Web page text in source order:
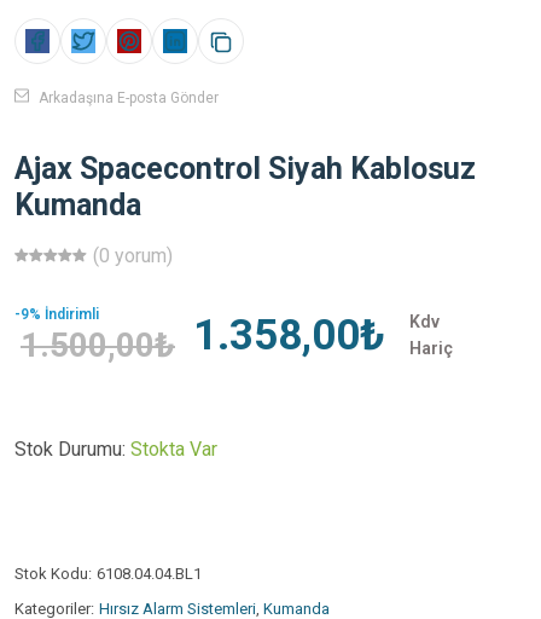
Arkadaşına E-posta Gönder
Ajax Spacecontrol Siyah Kablosuz
Kumanda
(0 yorum)
-9% İndirimli
1.500,00₺ 1.358,00₺
Kdv
Hariç
Stok Durumu: Stokta Var
Stok Kodu: 6108.04.04.BL1
Kategoriler: Hırsız Alarm Sistemleri, Kumanda